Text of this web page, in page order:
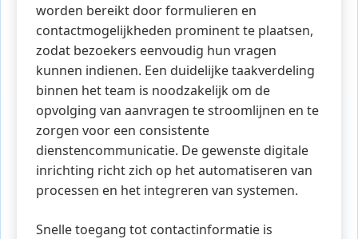
worden bereikt door formulieren en
contactmogelijkheden prominent te plaatsen,
zodat bezoekers eenvoudig hun vragen
kunnen indienen. Een duidelijke taakverdeling
binnen het team is noodzakelijk om de
opvolging van aanvragen te stroomlijnen en te
zorgen voor een consistente
dienstencommunicatie. De gewenste digitale
inrichting richt zich op het automatiseren van
processen en het integreren van systemen.
Snelle toegang tot contactinformatie is